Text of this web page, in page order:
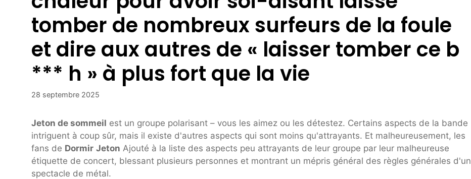
tomber de nombreux surfeurs de la foule
et dire aux autres de « laisser tomber ce b
*** h » à plus fort que la vie
28 septembre 2025
Jeton de sommeil est un groupe polarisant – vous les aimez ou les détestez. Certains aspects de la bande
intriguent à coup sûr, mais il existe d'autres aspects qui sont moins qu'attrayants. Et malheureusement, les
fans de Dormir Jeton Ajouté à la liste des aspects peu attrayants de leur groupe par leur malheureuse
étiquette de concert, blessant plusieurs personnes et montrant un mépris général des règles générales d'un
spectacle de métal.